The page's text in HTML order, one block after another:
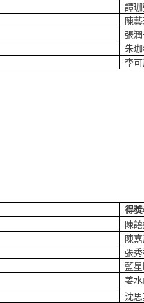
譚珈
陳
張
朱
李
得
陳
陳
張
藍
姜水
沈